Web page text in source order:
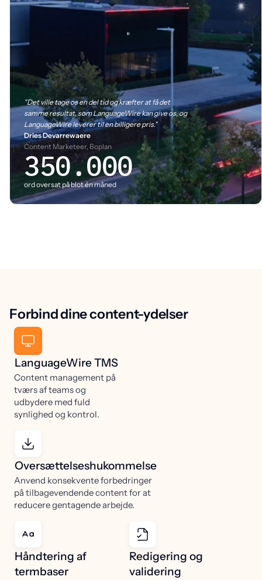
"Det ville tage os en del tid og kræfter at få det
samme resultat, som LanguageWire kan give os, og
LanguageWire leverer til en billigere pris."
Dries Devarrewaere
Content Marketeer, Boplan
350.000
ord oversat på blot én måned
Forbind dine content-ydelser
LanguageWire TMS
Content management på
tværs af teams og
udbydere med fuld
synlighed og kontrol.
Oversættelseshukommelse
Anvend konsekvente forbedringer
på tilbagevendende content for at
reducere gentagende arbejde.
Håndtering af
termbaser
Redigering og
validering